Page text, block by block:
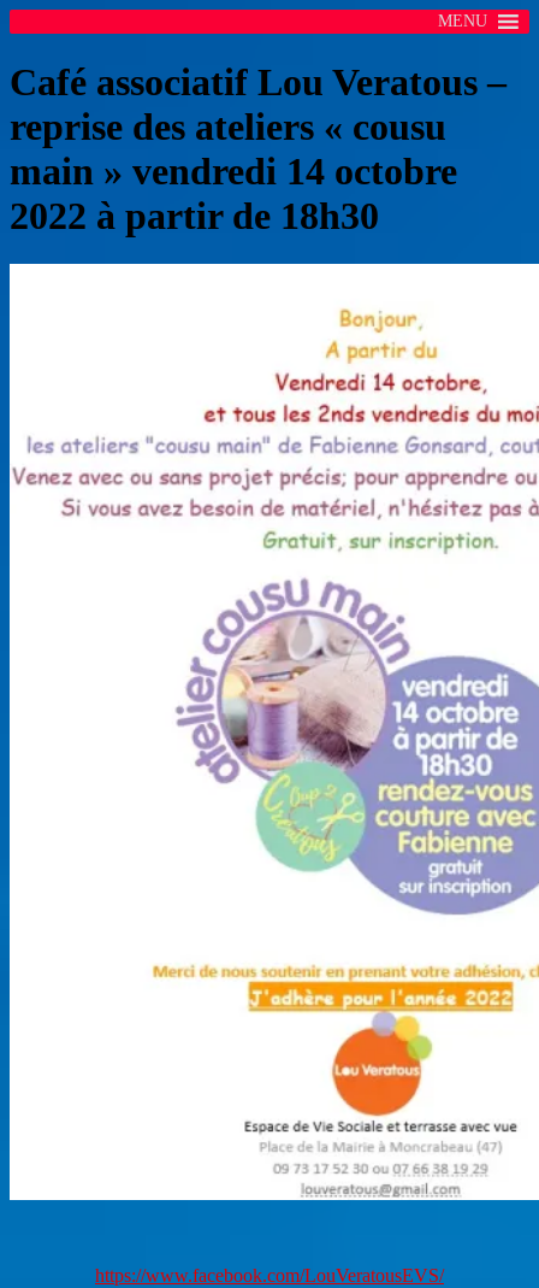
MENU
Café associatif Lou Veratous –
reprise des ateliers « cousu
main » vendredi 14 octobre
2022 à partir de 18h30
https://www.facebook.com/LouVeratousEVS/